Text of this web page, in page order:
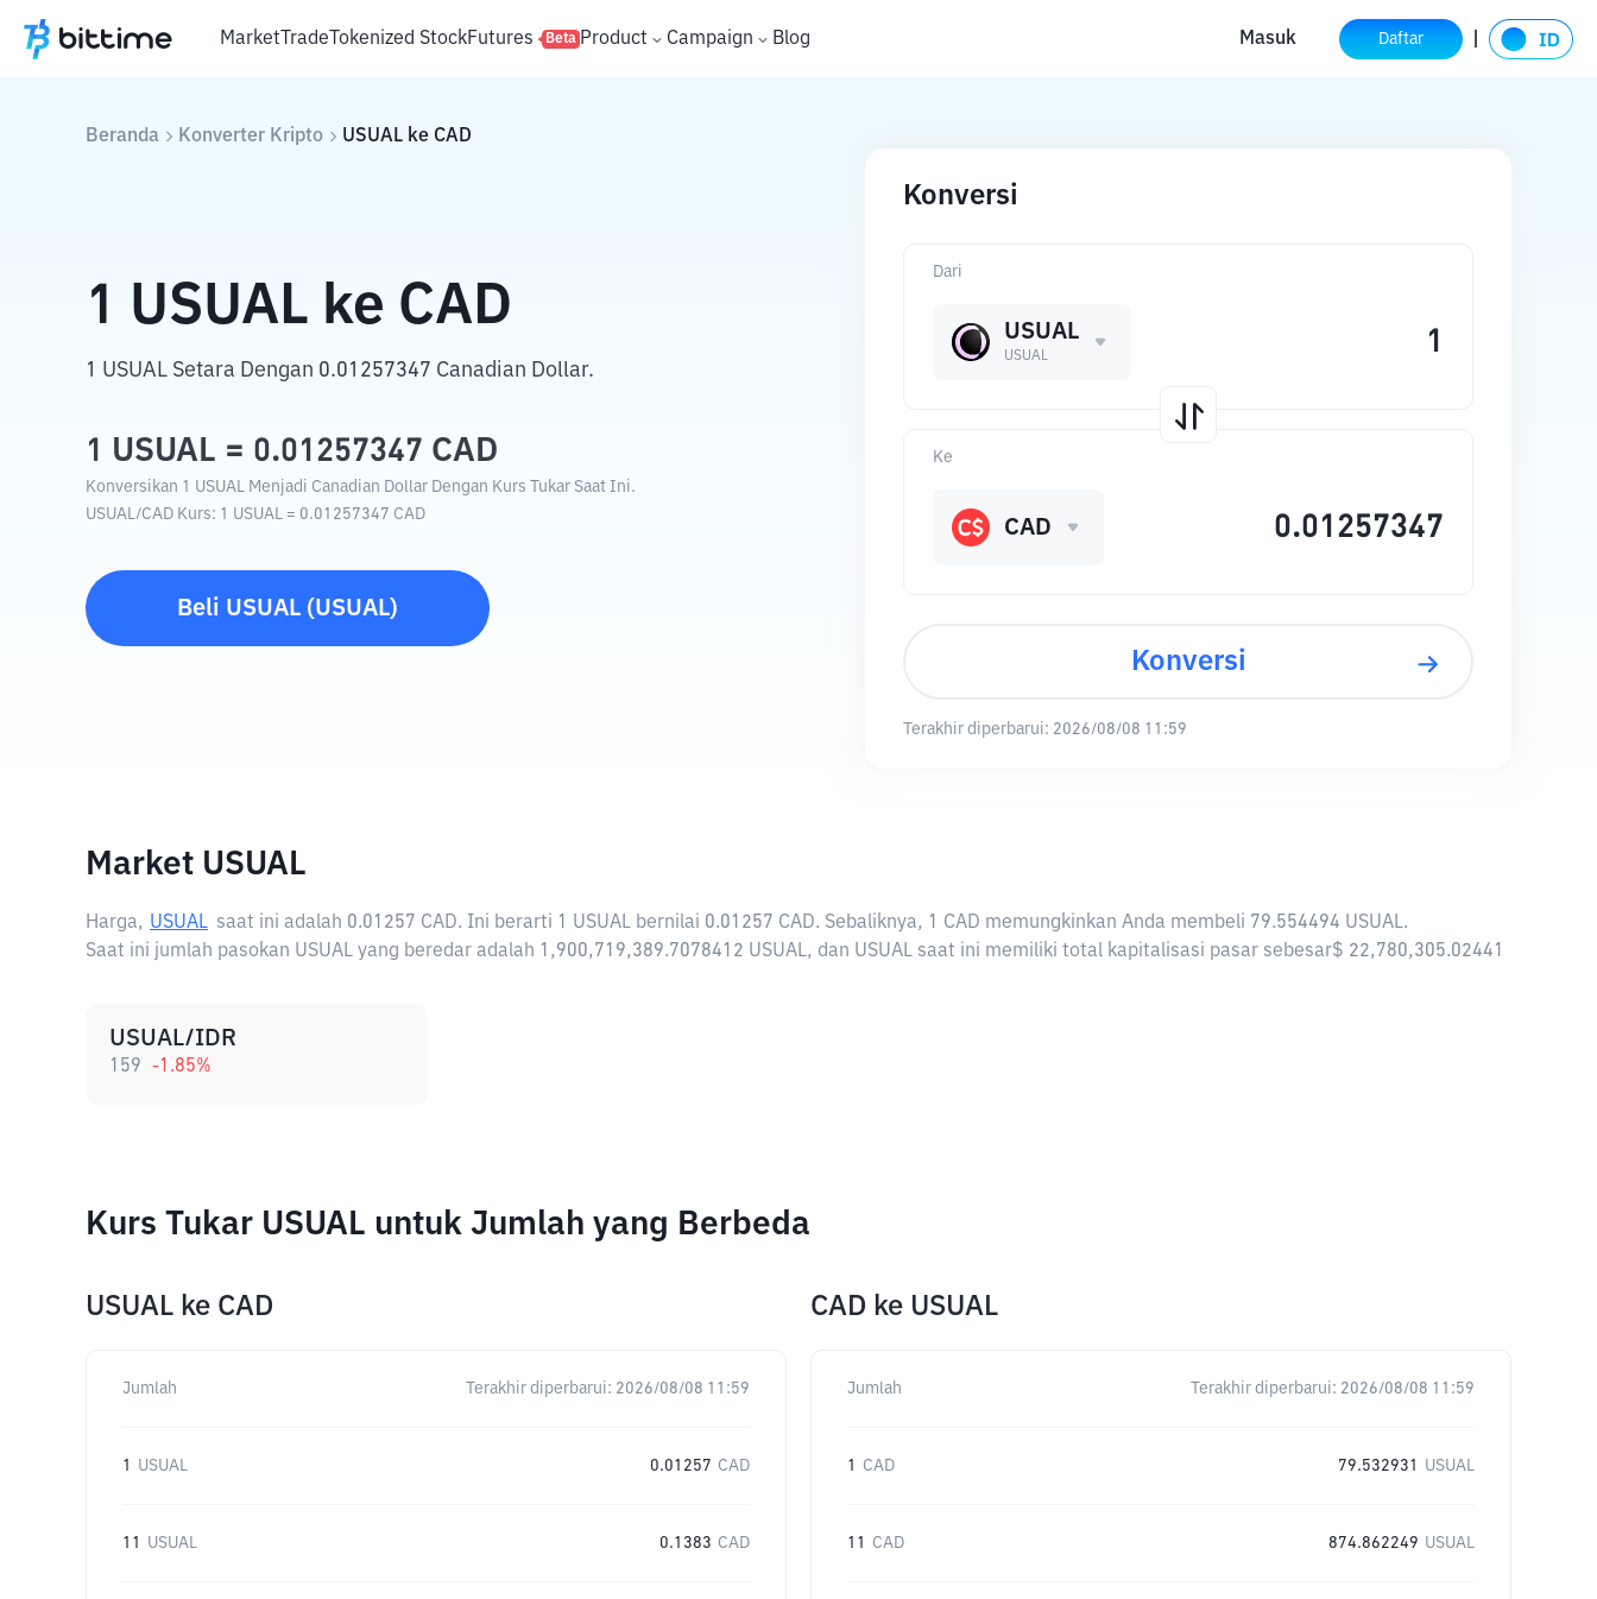
MarketTradeTokenized StockFutures Beta Product Campaign Blog Masuk Daftar
Beranda Konverter Kripto USUAL ke CAD
1 USUAL ke CAD
1 USUAL Setara Dengan 0.01257347 Canadian Dollar.
1 USUAL = 0.01257347 CAD
Konversikan 1 USUAL Menjadi Canadian Dollar Dengan Kurs Tukar Saat Ini.
USUAL/CAD Kurs: 1 USUAL = 0.01257347 CAD
Beli USUAL (USUAL)
Konversi
Dari
USUAL
USUAL
Ke
CAD
Konversi
Terakhir diperbarui: 2026/08/08 11:59
Market USUAL
Harga, USUAL saat ini adalah 0.01257 CAD. Ini berarti 1 USUAL bernilai 0.01257 CAD. Sebaliknya, 1 CAD memungkinkan Anda membeli 79.554494 USUAL.
Saat ini jumlah pasokan USUAL yang beredar adalah 1,900,719,389.7078412 USUAL, dan USUAL saat ini memiliki total kapitalisasi pasar sebesar$ 22,780,305.02441
USUAL/IDR
159 -1.85%
Kurs Tukar USUAL untuk Jumlah yang Berbeda
USUAL ke CAD
Jumlah Terakhir diperbarui: 2026/08/08 11:59
1 USUAL 0.01257 CAD
11 USUAL 0.1383 CAD
CAD ke USUAL
Jumlah Terakhir diperbarui: 2026/08/08 11:59
1 CAD 79.532931 USUAL
11 CAD 874.862249 USUAL